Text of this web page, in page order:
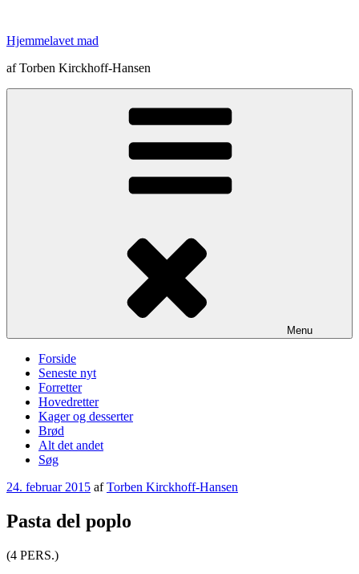
indhold
Hjemmelavet mad
af Torben Kirckhoff-Hansen
Menu
Forside
Seneste nyt
Forretter
Hovedretter
Kager og desserter
Brød
Alt det andet
Søg
Udgivet
24. februar 2015 afTorben Kirckhoff-Hansen
Pasta del poplo
(4 PERS.)